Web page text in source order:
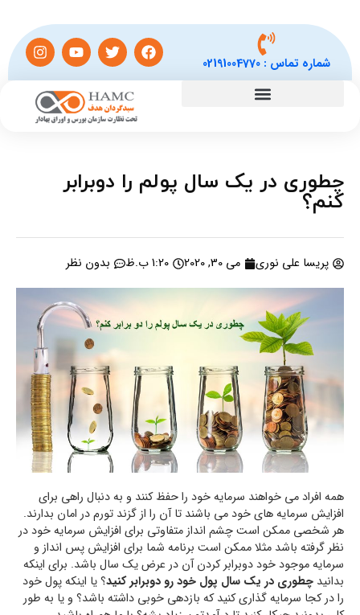
شماره تماس :02191004770
چطوری در یک سال پولم را دوبرابر
کنم؟
پریسا علی نوری می 30, 2020 1:20 ب.ظ بدون نظر
همه افراد می خواهند سرمایه خود را حفظ کنند و به دنبال راهی برای
افزایش سرمایه های خود می باشند تا آن را از گزند تورم در امان بدارند.
هر شخصی ممکن است چشم انداز متفاوتی برای افزایش سرمایه خود در
نظر گرفته باشد مثلا ممکن است برنامه شما برای افزایش پس انداز و
سرمایه موجود خود دوبرابر کردن آن در عرض یک سال باشد. برای اینکه
بدانید چطوری در یک سال پول خود رو دوبرابر کنید؟ یا اینکه پول خود
را در کجا سرمایه گذاری کنید که بازدهی خوبی داشته باشد؟ و یا به طور